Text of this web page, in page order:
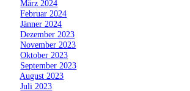
»März 2024
»Februar 2024
»Jänner 2024
»Dezember 2023
»November 2023
»Oktober 2023
September 2023
August 2023
»Juli 2023